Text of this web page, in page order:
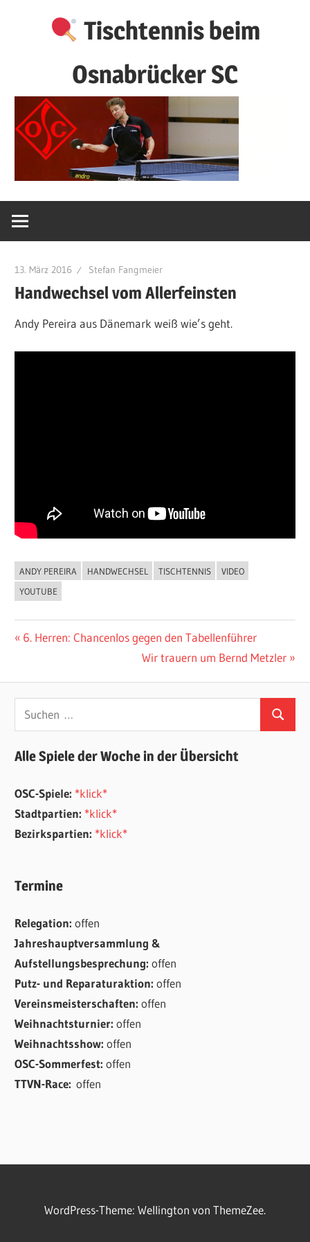
Tischtennis beim
Osnabrücker SC
13. März 2016 Stefan Fangmeier
Handwechsel vom Allerfeinsten
Andy Pereira aus Dänemark weiß wie’s geht.
ALLGEMEIN
ANDY PEREIRA HANDWECHSEL TISCHTENNIS
VIDEO
YOUTUBE
Beitragsnavigation
Vorheriger
6. Herren: Chancenlos gegen den Tabellenführer
Nächster
Wir trauern um Bernd Metzler
Suchen
nach:
Suchen
Alle Spiele der Woche in der Übersicht
OSC-Spiele: *klick*
Stadtpartien: *klick*
Bezirkspartien: *klick*
Termine
Relegation:offen
Jahreshauptversammlung &
Aufstellungsbesprechung:offen
Putz- und Reparaturaktion:offen
Vereinsmeisterschaften:offen
Weihnachtsturnier:offen
Weihnachtsshow:offen
OSC-Sommerfest:offen
TTVN-Race:offen
WordPress-Theme: Wellington von ThemeZee.